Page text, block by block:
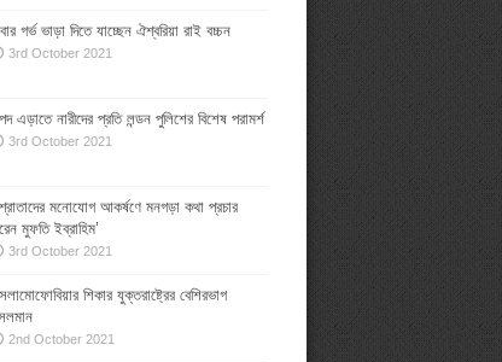
গর্ভ ভাড়া দিতে যাচ্ছেন ঐশ্বরিয়া রাই বচ্চন
3rd October 2021
এড়াতে নারীদের প্রতি লন্ডন পুলিশের বিশেষ পরামর্শ
3rd October 2021
মনোযোগ আকর্ষণে মনগড়া কথা প্রচার
মুফতি ইব্রাহিম’
3rd October 2021
শিকার যুক্তরাষ্ট্রের বেশিরভাগ
2nd October 2021